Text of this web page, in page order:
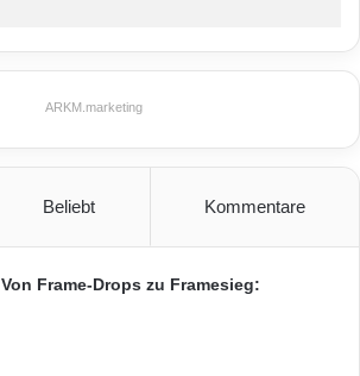
ARKM.marketing
Beliebt Kommentare
Von Frame-Drops zu Framesieg: